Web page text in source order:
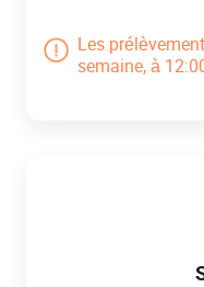
Les
semaine, à